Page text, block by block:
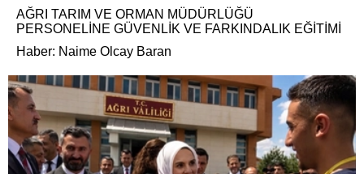
AĞRI TARIM VE ORMAN MÜDÜRLÜĞÜ
PERSONELİNE GÜVENLİK VE FARKINDALIK EĞİTİMİ
Haber: Naime Olcay Baran